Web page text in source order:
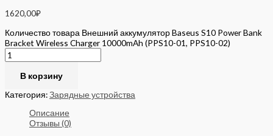
1620,00₽
Количество товара Внешний аккумулятор Baseus S10 Power Bank
Bracket Wireless Charger 10000mAh (PPS10-01, PPS10-02)
В корзину
Категория:Зарядные устройства
Описание
Отзывы (0)